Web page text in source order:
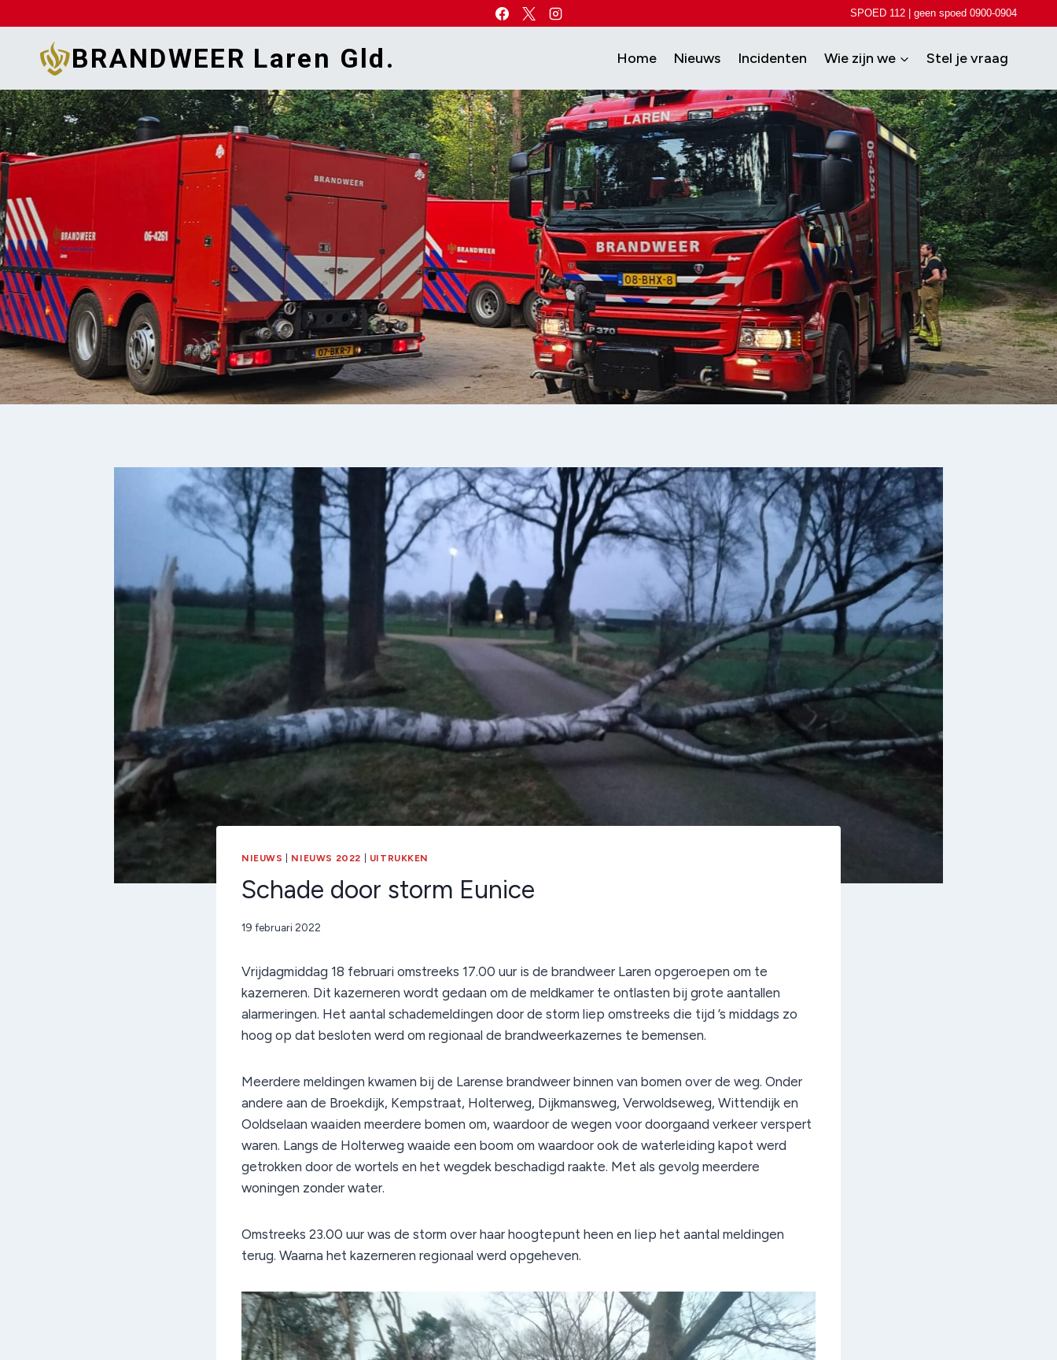
naar
SPOED 112 | geen spoed 0900-0904
BRANDWEER Laren Gld. Home Nieuws Incidenten Wie zijn we Stel je vraag
NIEUWS NIEUWS 2022 UITRUKKEN
Schade door storm Eunice
Door
19 februari 2022
Vrijdagmiddag 18 februari omstreeks 17.00 uur is de brandweer Laren opgeroepen om te
kazerneren. Dit kazerneren wordt gedaan om de meldkamer te ontlasten bij grote aantallen
alarmeringen. Het aantal schademeldingen door de storm liep omstreeks die tijd ’s middags zo
hoog op dat besloten werd om regionaal de brandweerkazernes te bemensen.
Meerdere meldingen kwamen bij de Larense brandweer binnen van bomen over de weg. Onder
andere aan de Broekdijk, Kempstraat, Holterweg, Dijkmansweg, Verwoldseweg, Wittendijk en
Ooldselaan waaiden meerdere bomen om, waardoor de wegen voor doorgaand verkeer verspert
waren. Langs de Holterweg waaide een boom om waardoor ook de waterleiding kapot werd
getrokken door de wortels en het wegdek beschadigd raakte. Met als gevolg meerdere
woningen zonder water.
Omstreeks 23.00 uur was de storm over haar hoogtepunt heen en liep het aantal meldingen
terug. Waarna het kazerneren regionaal werd opgeheven.